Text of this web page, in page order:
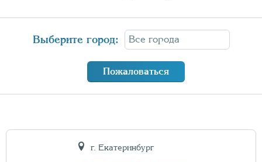
Выберите город:
Пожаловаться
г. Екатеринбург